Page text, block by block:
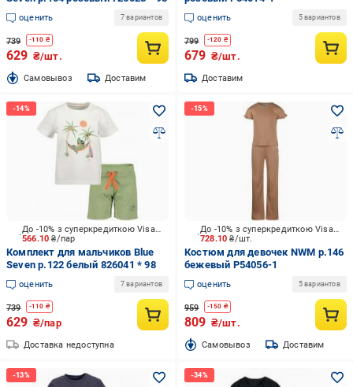
оценить 7 вариантов
739 -110 ₴
629 ₴/шт.
Cамовывоз Доставим
оценить 5 вариантов
799 -120 ₴
679 ₴/шт.
Доставим
566.10₴/пар
До -10% з суперкредиткою Visa Вигода
Комплект для мальчиков Blue
Seven р.122 белый 826041 * 98
оценить 7 вариантов
739 -110 ₴
629 ₴/пар
Доставка недоступна
728.10₴/шт.
До -10% з суперкредиткою Visa Вигода
Костюм для девочек NWM р.146
бежевый P54056-1
оценить 5 вариантов
959 -150 ₴
809 ₴/шт.
Cамовывоз Доставим